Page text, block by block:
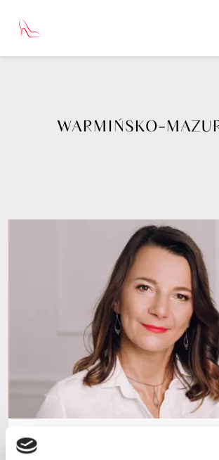
WARMIŃSKO-
EWELINA DAGIEL-